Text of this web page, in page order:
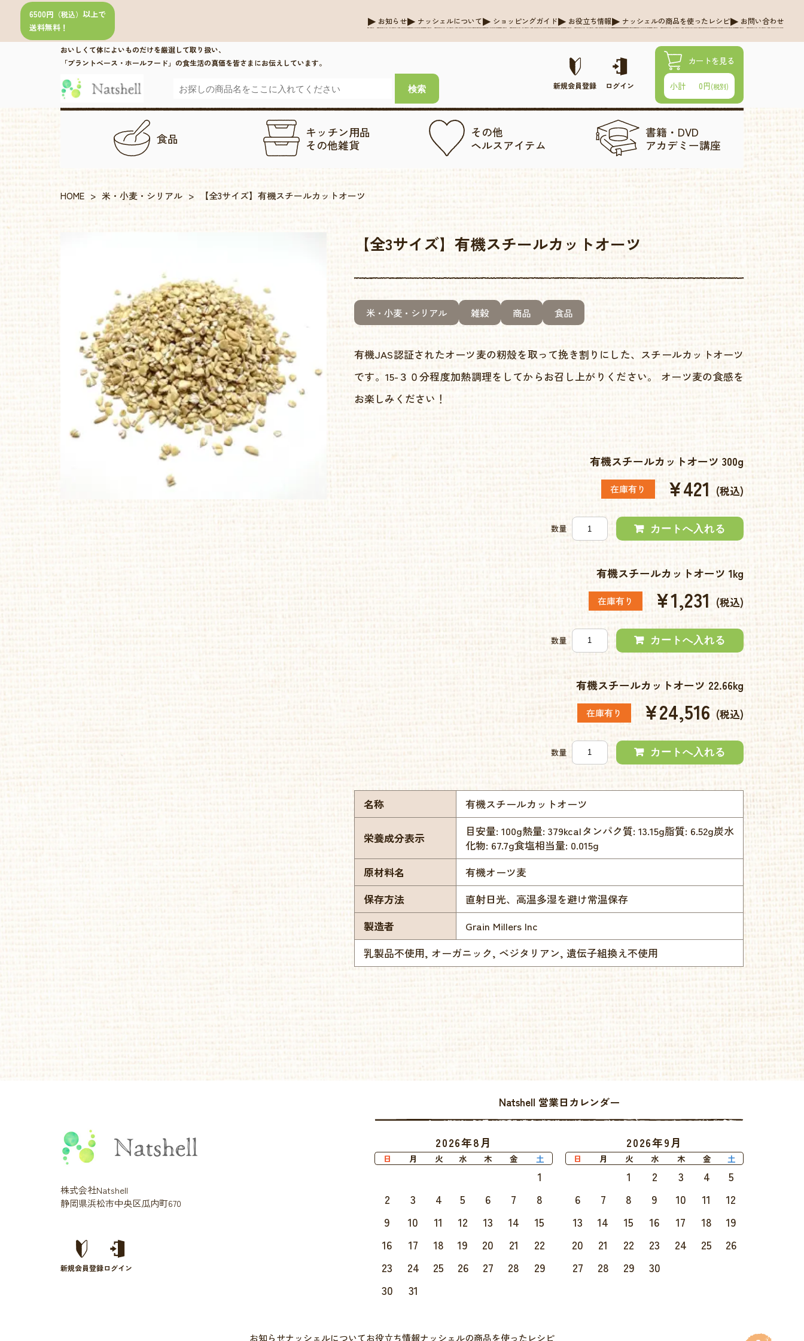
6500円 （税込） 以上で
送料無料！
お知らせ ナッシェルについて ショッピングガイド お役立ち情報 ナッシェルの商品を使ったレシピ お問い合わせ
おいしくて体によいものだけを厳選して取り扱い、
「プラントベース・ホールフード」の食生活の真価を皆さまにお伝えしています。
新規会員登録 ログイン
カートを見る
小計 0円(税別)
食品
キッチン用品
その他雑貨
その他
ヘルスアイテム
書籍・DVD
アカデミー講座
HOME > 米・小麦・シリアル > 【全3サイズ】有機スチールカットオーツ
【全3サイズ】有機スチールカットオーツ
米・小麦・シリアル 雑穀 商品 食品
有機JAS認証されたオーツ麦の籾殻を取って挽き割りにした、スチールカットオーツ
です。15-３０分程度加熱調理をしてからお召し上がりください。 オーツ麦の食感を
お楽しみください！
有機スチールカットオーツ 300g
在庫有り ¥421 (税込)
数量
有機スチールカットオーツ 1kg
在庫有り ¥1,231 (税込)
数量
有機スチールカットオーツ 22.66kg
在庫有り ¥24,516 (税込)
数量
名称 有機スチールカットオーツ
栄養成分表示
目安量: 100g熱量: 379kcalタンパク質: 13.15g脂質: 6.52g炭水
化物: 67.7g食塩相当量: 0.015g
原材料名
有機オーツ麦
保存方法
直射日光、高温多湿を避け常温保存
製造者
Grain Millers Inc
乳製品不使用, オーガニック, ベジタリアン, 遺伝子組換え不使用
株式会社Natshell
静岡県浜松市中央区瓜内町670
新規会員登録ログイン
Natshell 営業日カレンダー
2026年8月
日 月 火 水 木 金 土
1
2
3 4 5 6 7
8
9
10 11 12 13 14
15
16
17 18 19 20 21
22
23
24 25 26 27 28
29
30
31
2026年9月
日 月 火 水 木 金 土
1 2 3 4
5
6
7 8 9 10 11
12
13
14 15 16 17 18
19
20
21 22 23 24 25
26
27
28 29 30
お知らせナッシェルについてお役立ち情報ナッシェルの商品を使ったレシピ